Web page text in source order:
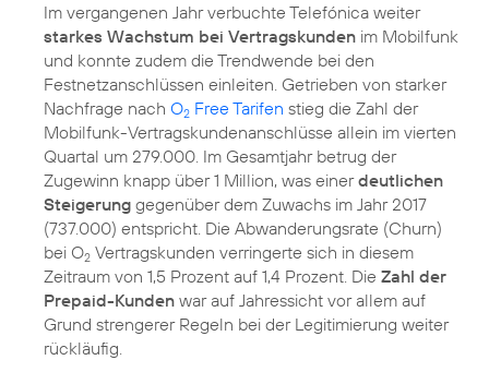
Im vergangenen Jahr verbuchte Telefónica weiter
starkes Wachstum bei Vertragskunden im Mobilfunk
und konnte zudem die Trendwende bei den
Festnetzanschlüssen einleiten. Getrieben von starker
Nachfrage nach O2 Free Tarifen stieg die Zahl der
Mobilfunk-Vertragskundenanschlüsse allein im vierten
Quartal um 279.000. Im Gesamtjahr betrug der
Zugewinn knapp über 1 Million, was einerdeutlichen
Steigerung gegenüber dem Zuwachs im Jahr 2017
(737.000) entspricht. Die Abwanderungsrate (Churn)
bei O2 Vertragskunden verringerte sich in diesem
Zeitraum von 1,5 Prozent auf 1,4 Prozent. Die Zahl der
Prepaid-Kunden war auf Jahressicht vor allem auf
Grund strengerer Regeln bei der Legitimierung weiter
rückläufig.